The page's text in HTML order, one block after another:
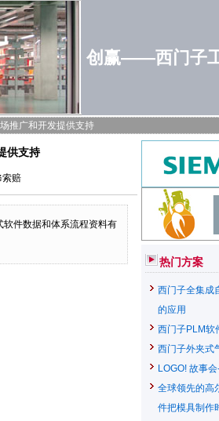
创赢——西门子
推广和开发提供支持
供支持
索赔
件数据和体系流程资料有
热门方案
西门子全集成
的应用
西门子PLM软
西门子外夹式
LOGO! 故事
全球领先的高
件把模具制作